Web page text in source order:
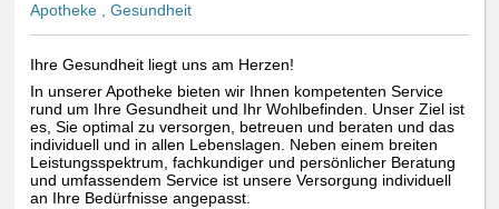
Apotheke , Gesundheit
Ihre Gesundheit liegt uns am Herzen!
In unserer Apotheke bieten wir Ihnen kompetenten Service
rund um Ihre Gesundheit und Ihr Wohlbefinden. Unser Ziel ist
es, Sie optimal zu versorgen, betreuen und beraten und das
individuell und in allen Lebenslagen. Neben einem breiten
Leistungsspektrum, fachkundiger und persönlicher Beratung
und umfassendem Service ist unsere Versorgung individuell
an Ihre Bedürfnisse angepasst.